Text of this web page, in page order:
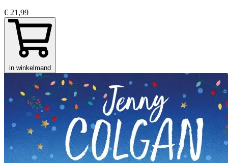
€ 21,99
in winkelmand